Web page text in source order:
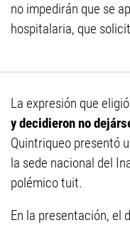
no impedirán que se
hospitalaria, que
La expresión que
y decidieron no
Quintriqueo presentó
la sede nacional del
polémico tuit.
En la presentación, el